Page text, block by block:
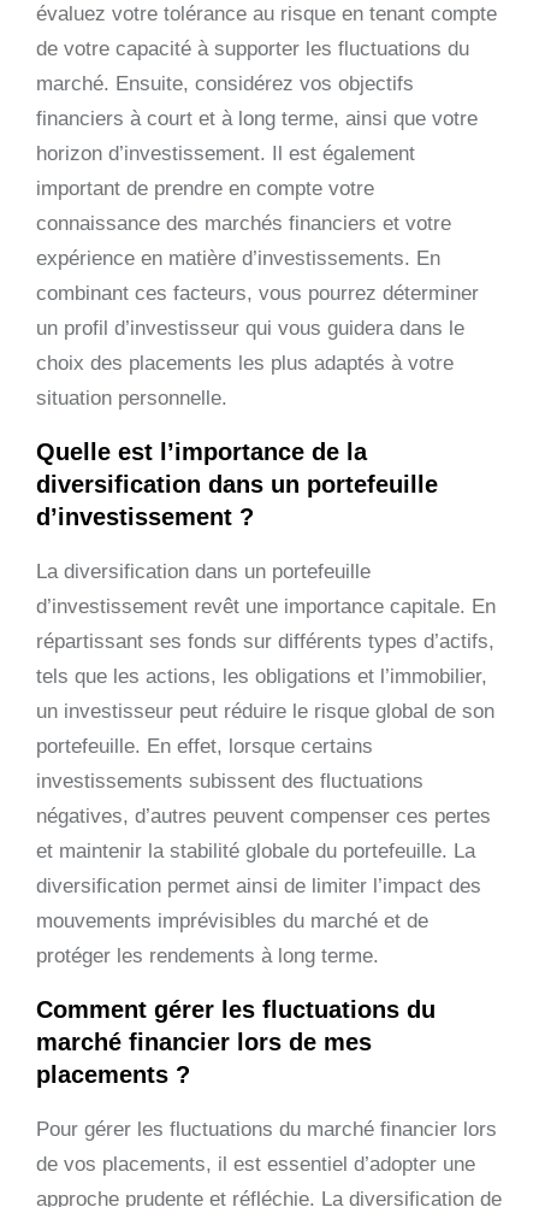
évaluez votre tolérance au risque en tenant compte
de votre capacité à supporter les fluctuations du
marché. Ensuite, considérez vos objectifs
financiers à court et à long terme, ainsi que votre
horizon d’investissement. Il est également
important de prendre en compte votre
connaissance des marchés financiers et votre
expérience en matière d’investissements. En
combinant ces facteurs, vous pourrez déterminer
un profil d’investisseur qui vous guidera dans le
choix des placements les plus adaptés à votre
situation personnelle.
Quelle est l’importance de la
diversification dans un portefeuille
d’investissement ?
La diversification dans un portefeuille
d’investissement revêt une importance capitale. En
répartissant ses fonds sur différents types d’actifs,
tels que les actions, les obligations et l’immobilier,
un investisseur peut réduire le risque global de son
portefeuille. En effet, lorsque certains
investissements subissent des fluctuations
négatives, d’autres peuvent compenser ces pertes
et maintenir la stabilité globale du portefeuille. La
diversification permet ainsi de limiter l’impact des
mouvements imprévisibles du marché et de
protéger les rendements à long terme.
Comment gérer les fluctuations du
marché financier lors de mes
placements ?
Pour gérer les fluctuations du marché financier lors
de vos placements, il est essentiel d’adopter une
approche prudente et réfléchie. La diversification de